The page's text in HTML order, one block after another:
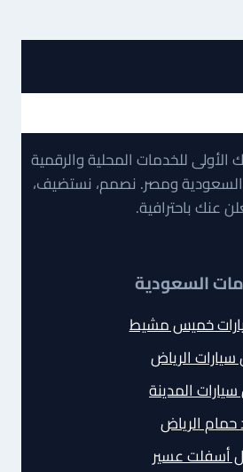
للخدمات المحلية والرقمية
السعودية ومصر. نصمم، نستضيف،
عنك باحترافية.
السعودية
خميس مشيط
الرياض
المدينة
حمام الرياض
أسفلت عسير